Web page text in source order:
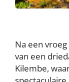
Na een
van een
Kilembe,